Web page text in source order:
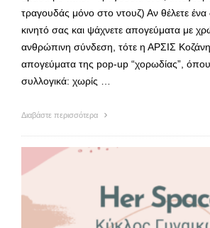
τραγουδάς μόνο στο ντουζ) Αν θέλετε ένα
κινητό σας και ψάχνετε απογεύματα με
ανθρώπινη σύνδεση, τότε η ΑΡΣΙΣ
απογεύματα της pop-up “χορωδίας”,
συλλογικά: χωρίς …
Διαβάστε περισσότερα